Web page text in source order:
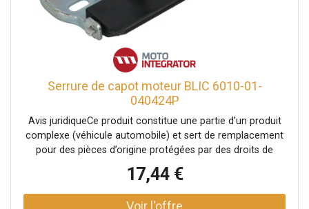
Serrure de capot moteur BLIC 6010-01-
040424P
Avis juridiqueCe produit constitue une partie d’un produit
complexe (véhicule automobile) et sert de remplacement
pour des pièces d’origine protégées par des droits de
propriété industrielle ou des modèles déposés. Le client
garantit et s’engage à ce que ni lui-même ni ses autres
clients ou partenaires contractuels n’utilisent les pièces
17,44 €